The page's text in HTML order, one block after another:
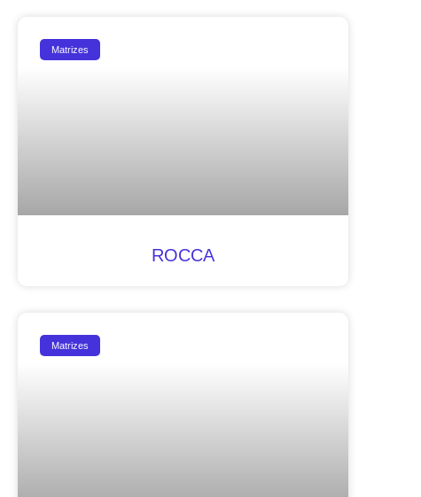
Matrizes
ROCCA
Matrizes